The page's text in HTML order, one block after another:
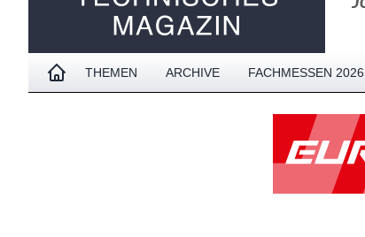
THEMEN ARCHIVE FACHMESSEN 2026